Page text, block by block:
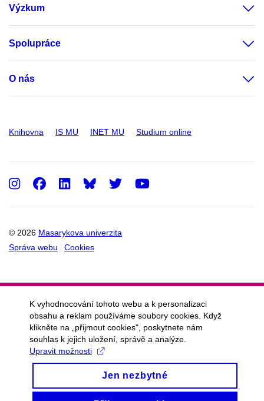
Výzkum
Spolupráce
O nás
Knihovna IS MU INET MU Studium online
© 2026 Masarykova univerzita
Správa webu
Cookies
Instagram
Facebook
LinkedInTwitter
K vyhodnocování tohoto webu a k personalizaci
obsahu a reklam používáme soubory cookies. Když
klikněte na „přijmout cookies", poskytnete nám
souhlas k jejich uložení, správě a analýze.
Upravit možnosti
Jen nezbytné